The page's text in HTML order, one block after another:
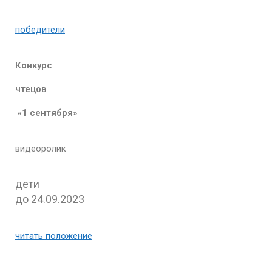
победители
Конкурс
чтецов
«1 сентября»
видеоролик
дети
до 24.09.2023
читать положение